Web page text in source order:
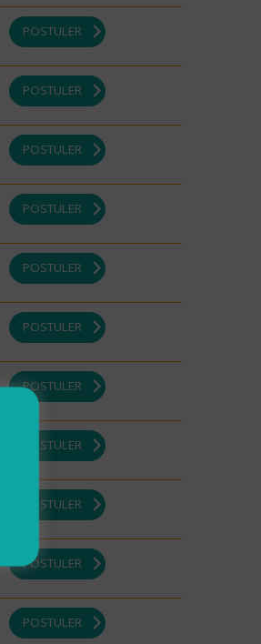
POSTULER
POSTULER
POSTULER
POSTULER
POSTULER
POSTULER
POSTULER
POSTULER
POSTULER
POSTULER
POSTULER